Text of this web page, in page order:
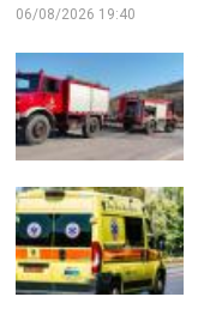
06/08/2026 19:40